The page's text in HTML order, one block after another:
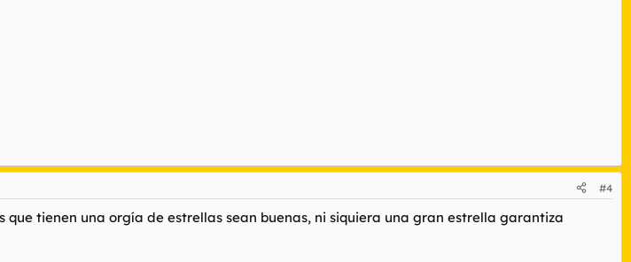
#4
tienen una orgía de estrellas sean buenas, ni siquiera una gran estrella garantiza